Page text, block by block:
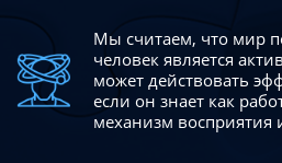
Мы считаем, что мир
человек является
может действовать
если он знает как
механизм